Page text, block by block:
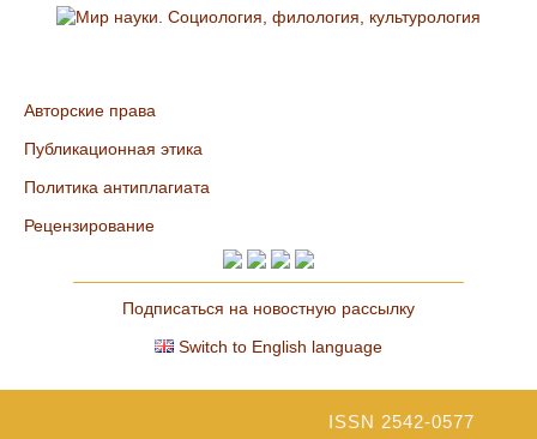
Авторские права
Публикационная этика
Политика антиплагиата
Рецензирование
Подписаться на новостную рассылку
Switch to English language
ISSN 2542-0577